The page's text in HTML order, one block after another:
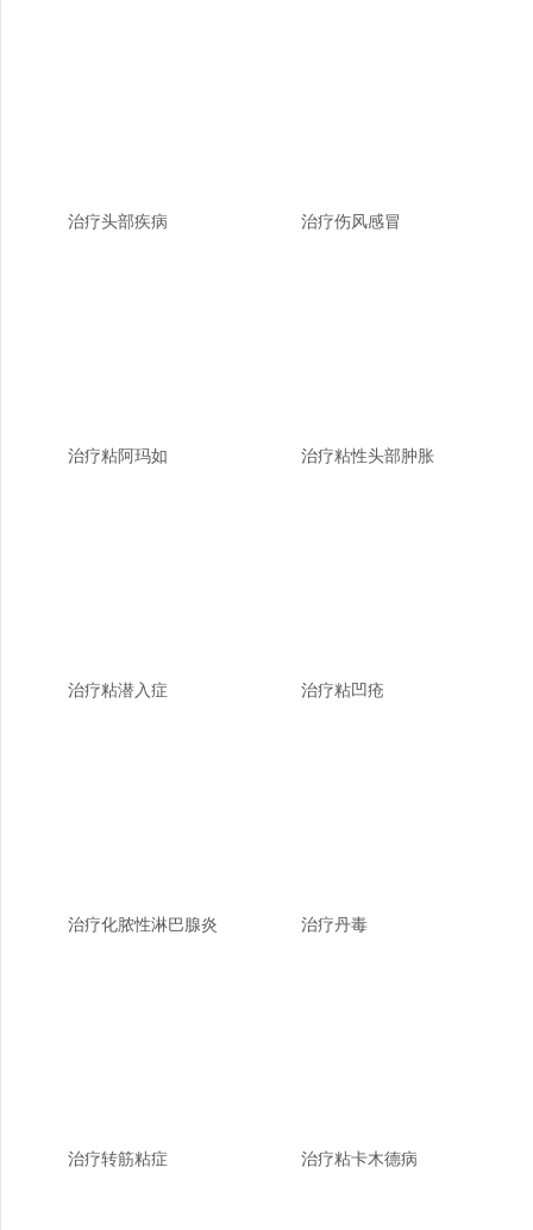
治疗头部疾病 治疗伤风感冒
治疗粘阿玛如 治疗粘性头部肿胀
治疗粘潜入症 治疗粘凹疮
治疗化脓性淋巴腺炎 治疗丹毒
治疗转筋粘症 治疗粘卡木德病